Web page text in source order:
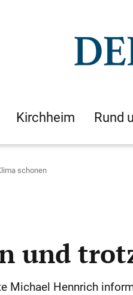
Kirchheim Rund
schonen
und
Michael Hennrich